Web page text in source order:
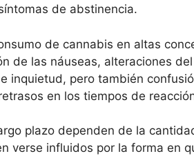
de abstinencia.
de cannabis en altas
de las náuseas, alteraciones
inquietud, pero también
en los tiempos de
plazo dependen de la
verse influidos por la forma en